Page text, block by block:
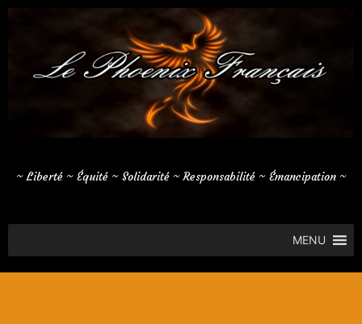
Aller
~ Liberté ~ Équité ~ Solidarité ~ Responsabilité ~ Émancipation ~
MENU